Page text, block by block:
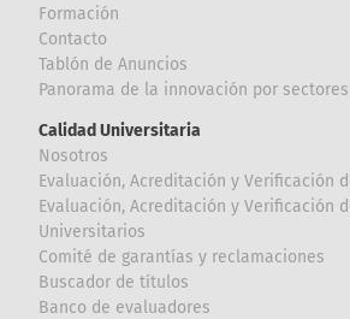
Formación
Contacto
Tablón de Anuncios
Panorama de la innovación por
Calidad Universitaria
Nosotros
Evaluación, Acreditación y Verificación
Evaluación, Acreditación y Verificación
Universitarios
Comité de garantías y reclamaciones
Buscador de títulos
Banco de evaluadores